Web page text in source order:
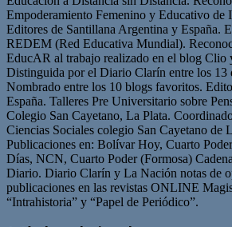
Empoderamiento Femenino y Educativo de
Editores de Santillana Argentina y España.
REDEM (Red Educativa Mundial).
EducAR al trabajo realizado en el blog Clio
Distinguida por el Diario Clarín entre los 13
Nombrado entre los 10 blogs favoritos.
España. Talleres Pre Universitario sobre
Colegio San Cayetano, La Plata.
Ciencias Sociales colegio San Cayetano de
Publicaciones en: Bolívar Hoy, Cuarto
Días, NCN, Cuarto Poder (Formosa)
Diario. Diario Clarín y La Nación notas de
publicaciones en las revistas ONLINE
“Intrahistoria” y “Papel de Periódico”.